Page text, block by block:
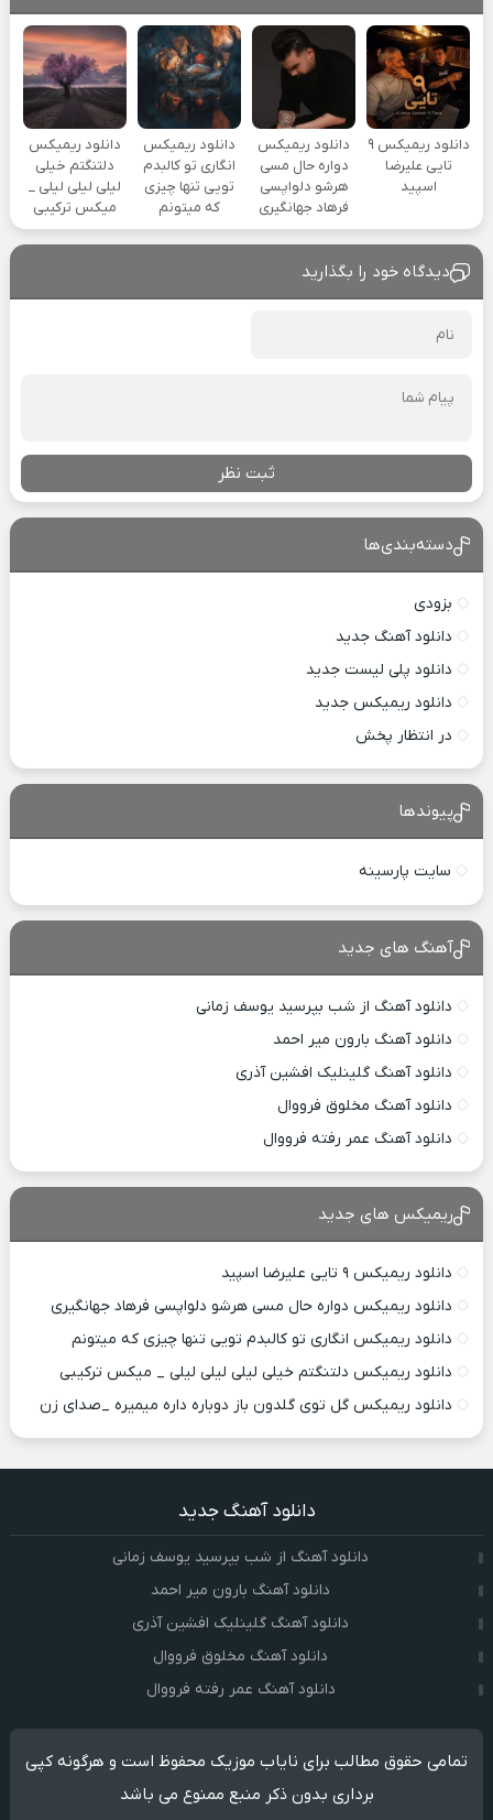
دانلود ریمیکس ۹
تایی علیرضا
اسپید
دانلود ریمیکس
دواره حال مسی
هرشو دلواپسی
فرهاد جهانگیری
دانلود ریمیکس
انگاری تو کالبدم
تویی تنها چیزی
که میتونم
دانلود ریمیکس
دلتنگتم خیلی
لیلی لیلی لیلی _
میکس ترکیبی
دیدگاه خود را بگذارید
ثبت نظر
دسته‌بندی‌ها
بزودی
دانلود آهنگ جدید
دانلود پلی لیست جدید
دانلود ریمیکس جدید
در انتظار پخش
پیوندها
سایت پارسینه
آهنگ های جدید
دانلود آهنگ از شب بپرسید یوسف زمانی
دانلود آهنگ بارون میر احمد
دانلود آهنگ گلینلیک افشین آذری
دانلود آهنگ مخلوق فرووال
دانلود آهنگ عمر رفته فرووال
ریمیکس های جدید
دانلود ریمیکس ۹ تایی علیرضا اسپید
دانلود ریمیکس دواره حال مسی هرشو دلواپسی فرهاد جهانگیری
دانلود ریمیکس انگاری تو کالبدم تویی تنها چیزی که میتونم
دانلود ریمیکس دلتنگتم خیلی لیلی لیلی لیلی _ میکس ترکیبی
دانلود ریمیکس گل توی گلدون باز دوباره داره میمیره _صدای زن
دانلود آهنگ جدید
دانلود آهنگ از شب بپرسید یوسف زمانی
دانلود آهنگ بارون میر احمد
دانلود آهنگ گلینلیک افشین آذری
دانلود آهنگ مخلوق فرووال
دانلود آهنگ عمر رفته فرووال
تمامی حقوق مطالب برای نایاب موزیک محفوظ است و هرگونه کپی
برداری بدون ذکر منبع ممنوع می باشد